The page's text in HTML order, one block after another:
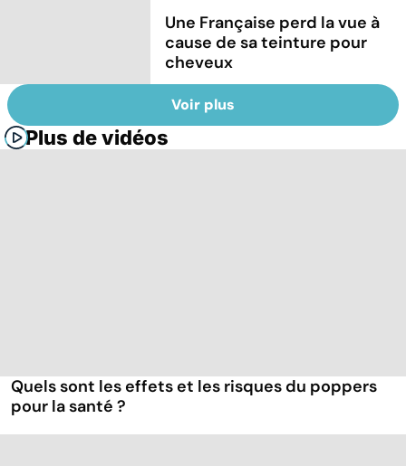
Une Française perd la vue à
cause de sa teinture pour
cheveux
Voir plus
Plus de vidéos
Quels sont les effets et les risques du poppers
pour la santé ?